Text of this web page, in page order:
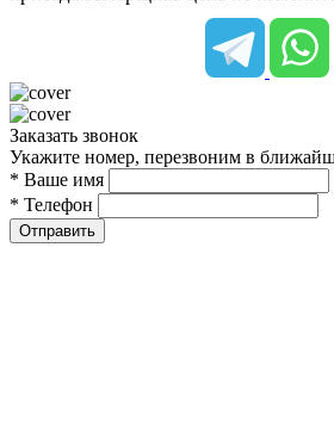
Заказать звонок
Укажите номер, перезвоним в
* Ваше имя
* Телефон
Отправить